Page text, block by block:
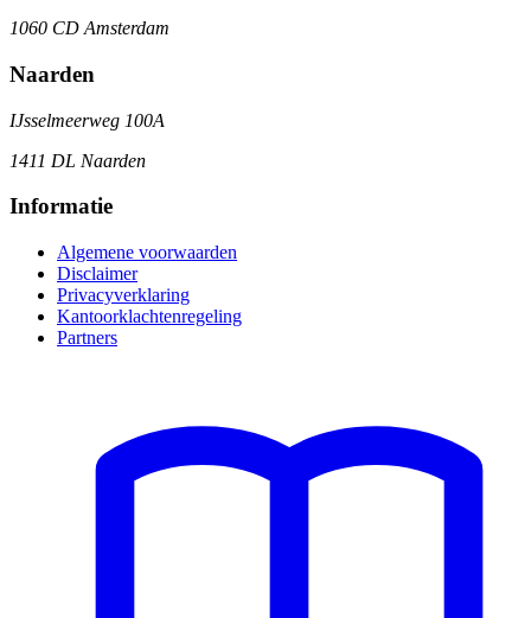
1060 CD Amsterdam
Naarden
IJsselmeerweg 100A
1411 DL Naarden
Informatie
Algemene voorwaarden
Disclaimer
Privacyverklaring
Kantoorklachtenregeling
Partners